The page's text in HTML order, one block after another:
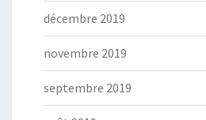
décembre 2019
novembre 2019
septembre 2019